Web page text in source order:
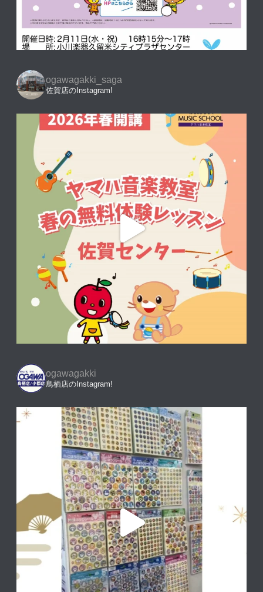
ogawagakki_saga
佐賀店のInstagram!
ogawagakki
鳥栖店のInstagram!